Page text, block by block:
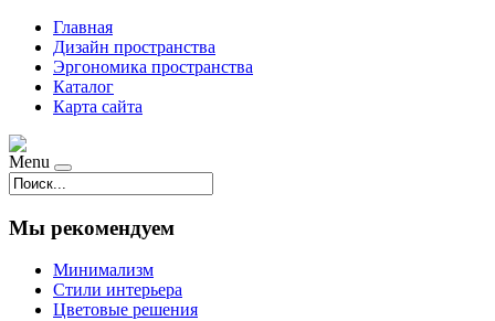
Главная
Дизайн пространства
Эргономика пространства
Каталог
Карта сайта
Menu
Мы рекомендуем
Минимализм
Стили интерьера
Цветовые решения